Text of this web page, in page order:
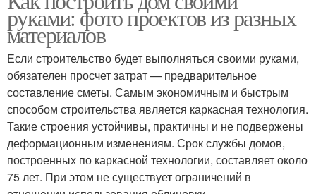
руками: фото проектов из разных
материалов
Если строительство будет выполняться своими руками,
обязателен просчет затрат — предварительное
составление сметы. Самым экономичным и быстрым
способом строительства является каркасная технология.
Такие строения устойчивы, практичны и не подвержены
деформационным изменениям. Срок службы домов,
построенных по каркасной технологии, составляет около
75 лет. При этом не существует ограничений в